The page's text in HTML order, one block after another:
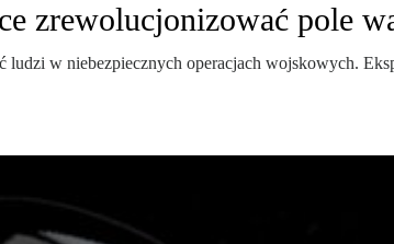
zrewolucjonizować pole
w niebezpiecznych operacjach wojskowych.